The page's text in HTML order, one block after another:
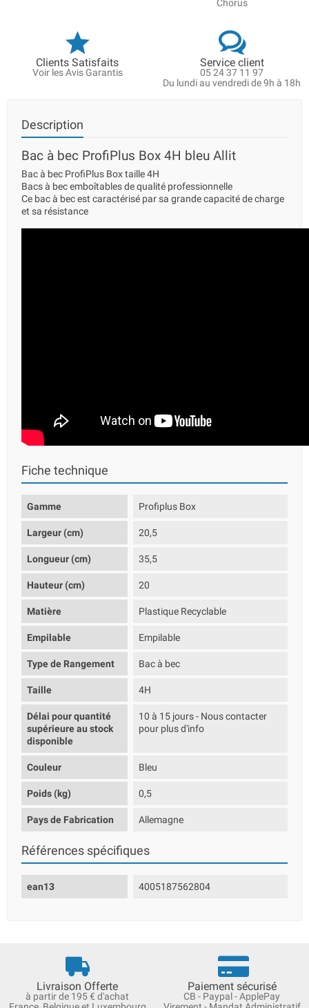
Chorus
Clients Satisfaits
Voir les Avis Garantis
Service client
05 24 37 11 97
Du lundi au vendredi de 9h à 18h
Description
Bac à bec ProfiPlus Box 4H bleu Allit
Bac à bec ProfiPlus Box taille 4H
Bacs à bec emboîtables de qualité professionnelle
Ce bac à bec est caractérisé par sa grande capacité de charge
et sa résistance
Fiche technique
Gamme Profiplus Box
Largeur (cm) 20,5
Longueur (cm) 35,5
Hauteur (cm) 20
Matière Plastique Recyclable
Empilable Empilable
Type de Rangement Bac à bec
Taille 4H
Délai pour quantité
supérieure au stock
disponible
10 à 15 jours - Nous contacter
pour plus d'info
Couleur Bleu
Poids (kg) 0,5
Pays de Fabrication Allemagne
Références spécifiques
ean13 4005187562804
Livraison Offerte
à partir de 195 € d'achat
Paiement sécurisé
CB - Paypal - ApplePay